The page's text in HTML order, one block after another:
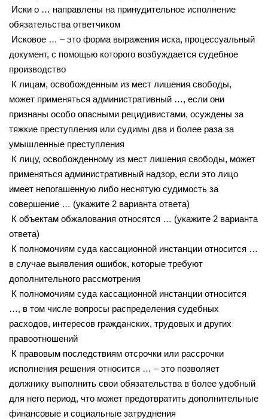
Иски о … направлены на принудительное исполнение
обязательства ответчиком
Исковое … – это форма выражения иска, процессуальный
документ, с помощью которого возбуждается судебное
производство
К лицам, освобожденным из мест лишения свободы,
может применяться административный …, если они
признаны особо опасными рецидивистами, осуждены за
тяжкие преступления или судимы два и более раза за
умышленные преступления
К лицу, освобожденному из мест лишения свободы, может
применяться административный надзор, если это лицо
имеет непогашенную либо неснятую судимость за
совершение … (укажите 2 варианта ответа)
К объектам обжалования относятся … (укажите 2 варианта
ответа)
К полномочиям суда кассационной инстанции относится …
в случае выявления ошибок, которые требуют
дополнительного рассмотрения
К полномочиям суда кассационной инстанции относится
…, в том числе вопросы распределения судебных
расходов, интересов гражданских, трудовых и других
правоотношений
К правовым последствиям отсрочки или рассрочки
исполнения решения относится … – это позволяет
должнику выполнить свои обязательства в более удобный
для него период, что может предотвратить дополнительные
финансовые и социальные затруднения